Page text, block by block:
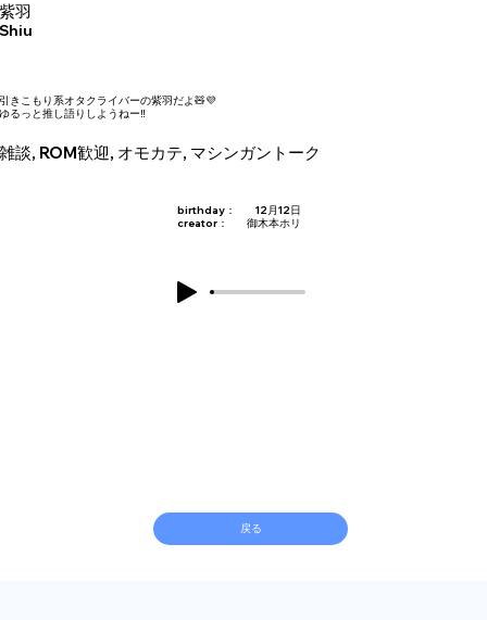
羽
Shiu
きこもり系オタクライバーの紫羽だよ🧸💜
るっと推し語りしようねー‼️
談, ROM歓迎, オモカテ, マシンガントーク
birthday：
12月12日
creator：
御木本ホリ
戻る